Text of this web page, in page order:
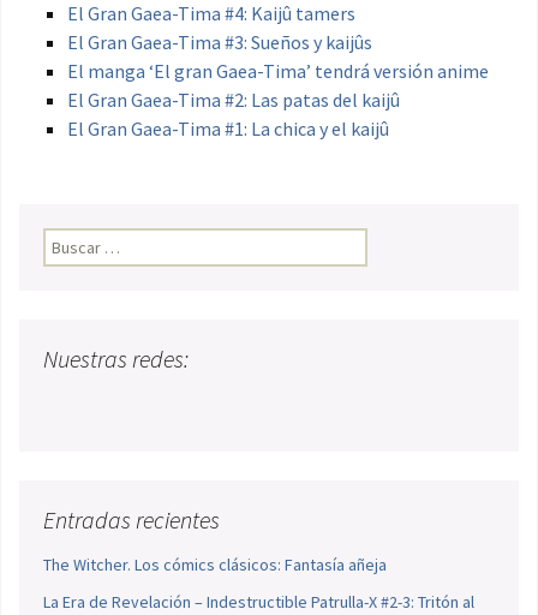
El Gran Gaea-Tima #4: Kaijû tamers
El Gran Gaea-Tima #3: Sueños y kaijûs
El manga ‘El gran Gaea-Tima’ tendrá versión anime
El Gran Gaea-Tima #2: Las patas del kaijû
El Gran Gaea-Tima #1: La chica y el kaijû
Buscar:
Nuestras redes:
Entradas recientes
The Witcher. Los cómics clásicos: Fantasía añeja
La Era de Revelación – Indestructible Patrulla-X #2-3: Tritón al